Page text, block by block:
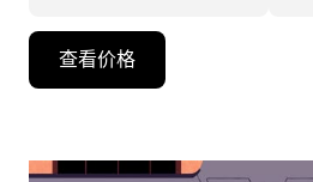
向
头
查看价格